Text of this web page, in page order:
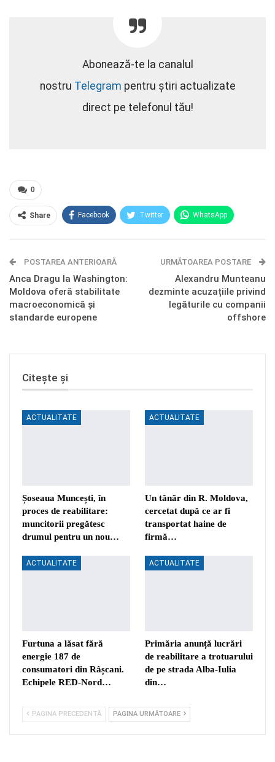
Abonează-te la canalul
nostru Telegram pentru știri actualizate
direct pe telefonul tău!
0
Share Facebook Twitter WhatsApp
Telegram OK.ru
POSTAREA ANTERIOARĂ
Anca Dragu la Washington:
Moldova oferă stabilitate
macroeconomică și
standarde europene
URMĂTOAREA POSTARE
Alexandru Munteanu
dezminte acuzațiile privind
legăturile cu companii
offshore
Citește și
ACTUALITATE
Șoseaua Muncești, în
proces de reabilitare:
muncitorii pregătesc
drumul pentru un nou…
ACTUALITATE
Un tânăr din R. Moldova,
cercetat după ce ar fi
transportat haine de
firmă…
ACTUALITATE
Furtuna a lăsat fără
energie 187 de
consumatori din Râșcani.
Echipele RED-Nord…
ACTUALITATE
Primăria anunță lucrări
de reabilitare a trotuarului
de pe strada Alba-Iulia
din…
PAGINA PRECEDENTĂ PAGINA URMĂTOARE